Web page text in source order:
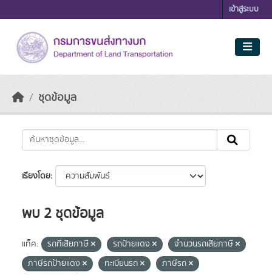
เข้าสู่ระบบ
ชุดข้อมูล
เรียงโดย
พบ 2 ชุดข้อมูล
แท็ค: รถที่เสียภาษี รถป้ายแดง
จำนวนรถเสียภาษี
ภาษีรถป้ายแดง
ทะเบียนรถ
ภาษีรถ